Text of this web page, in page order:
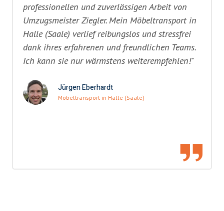
professionellen und zuverlässigen Arbeit von
Umzugsmeister Ziegler. Mein Möbeltransport in
Halle (Saale) verlief reibungslos und stressfrei
dank ihres erfahrenen und freundlichen Teams.
Ich kann sie nur wärmstens weiterempfehlen!"
Jürgen Eberhardt
Möbeltransport in Halle (Saale)